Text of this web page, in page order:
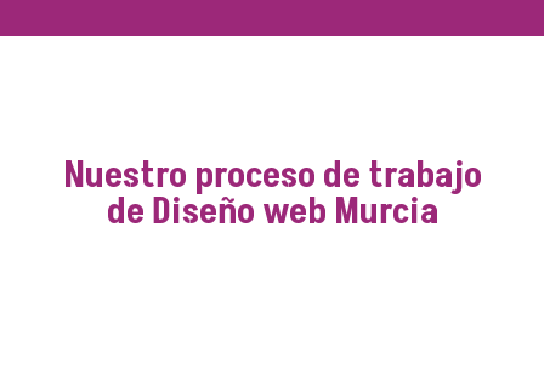
Nuestro proceso de trabajo
de Diseño web Murcia